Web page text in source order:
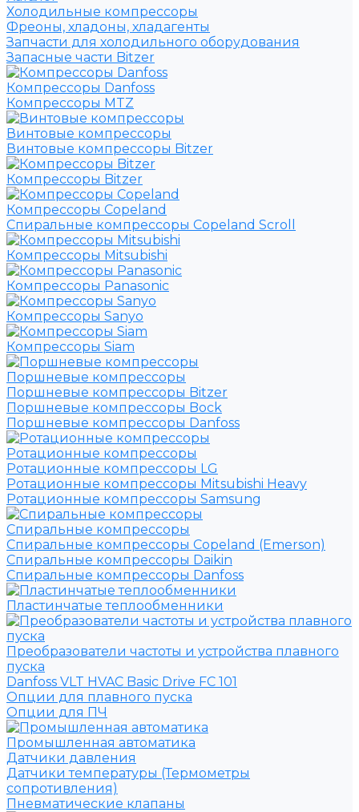
Холодильные компрессоры
Фреоны, хладоны, хладагенты
Запчасти для холодильного оборудования
Запасные части Bitzer
Компрессоры Danfoss
Компрессоры MTZ
Винтовые компрессоры
Винтовые компрессоры Bitzer
Компрессоры Bitzer
Компрессоры Copeland
Спиральные компрессоры Copeland Scroll
Компрессоры Mitsubishi
Компрессоры Panasonic
Компрессоры Sanyo
Компрессоры Siam
Поршневые компрессоры
Поршневые компрессоры Bitzer
Поршневые компрессоры Bock
Поршневые компрессоры Danfoss
Ротационные компрессоры
Ротационные компрессоры LG
Ротационные компрессоры Mitsubishi Heavy
Ротационные компрессоры Samsung
Спиральные компрессоры
Спиральные компрессоры Copeland (Emerson)
Спиральные компрессоры Daikin
Спиральные компрессоры Danfoss
Пластинчатые теплообменники
Преобразователи частоты и устройства плавного
пуска
Danfoss VLT HVAC Basic Drive FC 101
Опции для плавного пуска
Опции для ПЧ
Промышленная автоматика
Датчики давления
Датчики температуры (Термометры
сопротивления)
Пневматические клапаны